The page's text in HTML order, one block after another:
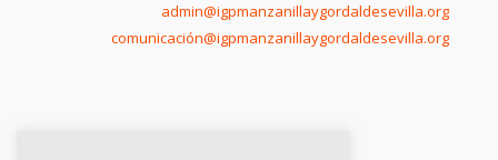
admin@igpmanzanillaygordaldesevilla.org
comunicación@igpmanzanillaygordaldesevilla.org